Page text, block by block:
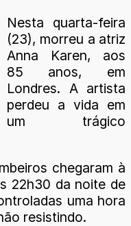
Nesta quarta-feira
(23), morreu a atriz
Anna Karen, aos
85 anos, em
Londres. A artista
perdeu a vida em
um trágico
chegaram à
22h30 da noite de
uma hora
resistindo.